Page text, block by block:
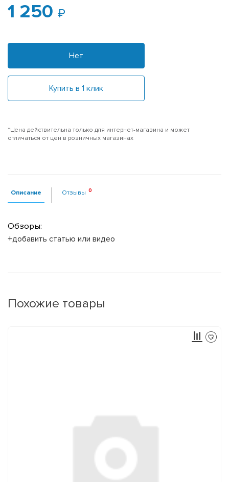
1 250
Нет
Купить в 1 клик
*Цена действительна только для интернет-магазина и может
отличаться от цен в розничных магазинах
Описание Отзывы
Обзоры:
+добавить статью или видео
Похожие товары